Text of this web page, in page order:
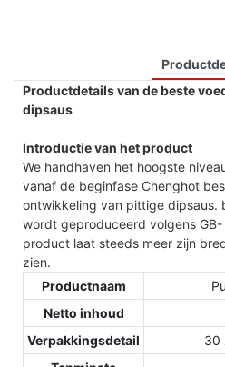
Productdetails van de beste
dipsaus
Introductie van het product
We handhaven het hoogste
vanaf de beginfase Chenghot
ontwikkeling van pittige dipsaus.
wordt geproduceerd volgens GB-
product laat steeds meer zijn
zien.
Productnaam
Netto inhoud
Verpakkingsdetail
30